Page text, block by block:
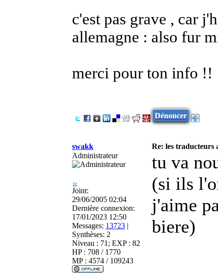
c'est pas grave , car
allemagne : also fur
merci pour ton info !!
Dénoncer
swakk
Re: les traducteurs
Administrateur
Joint:
29/06/2005 02:04
Dernière connexion:
17/01/2023 12:50
Messages: 13723 |
Synthèses: 2
Niveau : 71; EXP : 82
HP : 708 / 1770
MP : 4574 / 109243
tu va
(si ils
j'aime
biere)